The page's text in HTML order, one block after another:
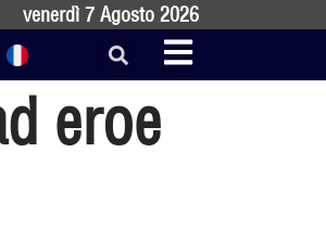
venerdì 7 Agosto 2026
eroe